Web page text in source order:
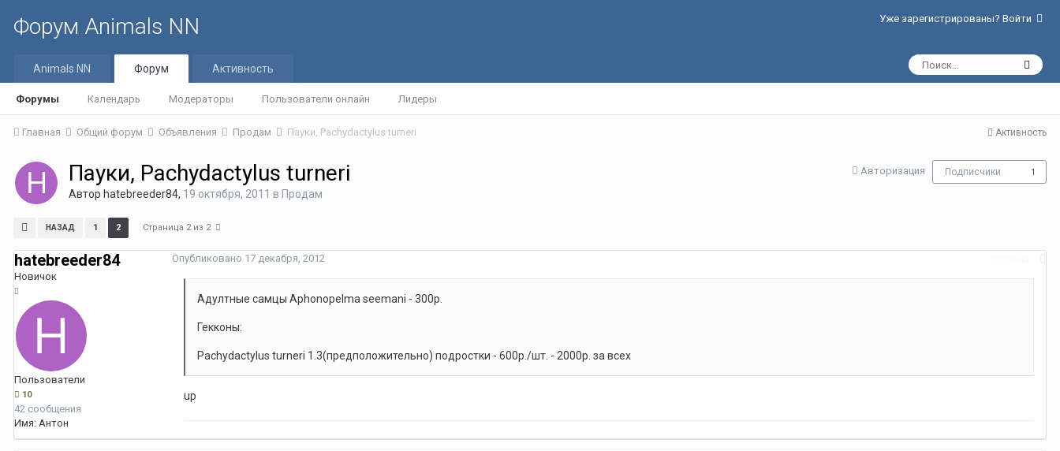
Форум Animals NN Уже зарегистрированы? Войти
Animals NN Форум
Форумы Календарь Модераторы Пользователи онлайн Лидеры
Активность
Активность
Главная Общий форум Объявления Продам Пауки, Pachydactylus turneri
Авторизация Подписчики 1
Пауки, Pachydactylus turneri
Автор hatebreeder84, 19 октября, 2011 в Продам
НАЗАД 1 2 Страница 2 из 2
hatebreeder84
Новичок
Пользователи
10
42 сообщения
Имя: Антон
Опубликовано 17 декабря, 2012
Адултные самцы Aphonopelma seemani - 300р.
Гекконы:
Pachydactylus turneri 1.3(предположительно) подростки - 600р./шт. - 2000р. за всех
up